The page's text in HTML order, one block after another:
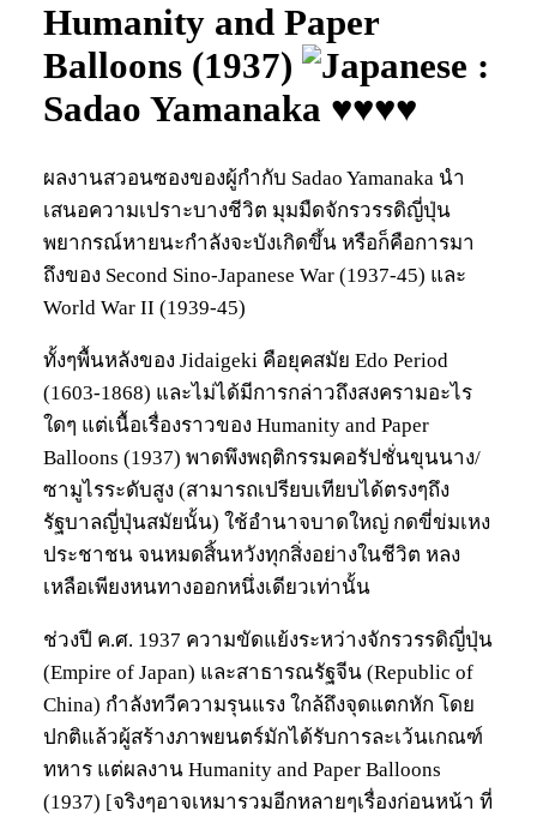
Humanity and Paper
Balloons (1937)
:
Sadao Yamanaka ♥♥♥♥
ผลงานสวอนซองของผู้กำกับ Sadao Yamanaka นำ
เสนอความเปราะบางชีวิต มุมมืดจักรวรรดิญี่ปุ่น
พยากรณ์หายนะกำลังจะบังเกิดขึ้น หรือก็คือการมา
ถึงของ Second Sino-Japanese War (1937-45) และ
World War II (1939-45)
ทั้งๆพื้นหลังของ Jidaigeki คือยุคสมัย Edo Period
(1603-1868) และไม่ได้มีการกล่าวถึงสงครามอะไร
ใดๆ แต่เนื้อเรื่องราวของ Humanity and Paper
Balloons (1937) พาดพึงพฤติกรรมคอรัปชั่นขุนนาง/
ซามูไรระดับสูง (สามารถเปรียบเทียบได้ตรงๆถึง
รัฐบาลญี่ปุ่นสมัยนั้น) ใช้อำนาจบาดใหญ่ กดขี่ข่มเหง
ประชาชน จนหมดสิ้นหวังทุกสิ่งอย่างในชีวิต หลง
เหลือเพียงหนทางออกหนึ่งเดียวเท่านั้น
ช่วงปี ค.ศ. 1937 ความขัดแย้งระหว่างจักรวรรดิญี่ปุ่น
(Empire of Japan) และสาธารณรัฐจีน (Republic of
China) กำลังทวีความรุนแรง ใกล้ถึงจุดแตกหัก โดย
ปกติแล้วผู้สร้างภาพยนตร์มักได้รับการละเว้นเกณฑ์
ทหาร แต่ผลงาน Humanity and Paper Balloons
(1937) [จริงๆอาจเหมารวมอีกหลายๆเรื่องก่อนหน้า ที่